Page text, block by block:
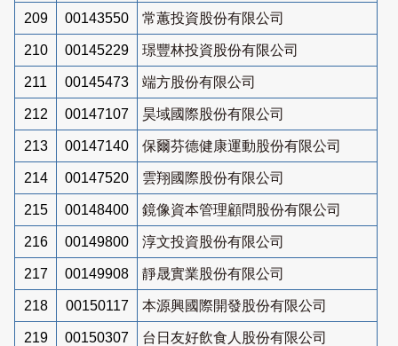
209 00143550 常蕙投資股份有限公司
210 00145229 璟豐林投資股份有限公司
211 00145473 端方股份有限公司
212 00147107 昊域國際股份有限公司
213 00147140 保爾芬德健康運動股份有限公司
214 00147520 雲翔國際股份有限公司
215 00148400 鏡像資本管理顧問股份有限公司
216 00149800 淳文投資股份有限公司
217 00149908 靜晟實業股份有限公司
218 00150117 本源興國際開發股份有限公司
219 00150307 台日友好飲食人股份有限公司